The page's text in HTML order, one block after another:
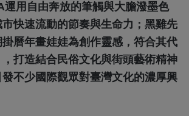
用自由奔放的筆觸與大膽潑墨色
快速流動的節奏與生命力；黑雞先
曆年畫娃娃為創作靈感，符合其代
打造結合民俗文化與街頭藝術精神
不少國際觀眾對臺灣文化的濃厚興